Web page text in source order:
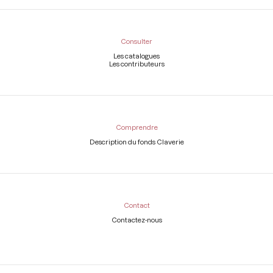
Consulter
Les catalogues
Les contributeurs
Comprendre
Description du fonds Claverie
Contact
Contactez-nous
Légal